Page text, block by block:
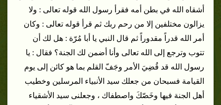
أشقاه الله في بطن أمه فقرأ رسول الله قوله تعالى : ولا
يزالون مختلفين إلا من رحم ربك ثم قرأ قوله تعالى : وكان
أمر الله قدراً مقدوراً ثم قال النبي يا أبا مُرّة : هل لك أن
تتوب وترجع إلى الله تعالى وأنا أضمن لك الجنة؟ فقال : يا
رسول الله قد قُضِيَ الأمر وجَفّ القلم بما هو كائن إلى يوم
القيامة فسبحان من جعلك سيد الأنبياء المرسلين وخطيب
أهل الجنة فيها وخَصّكَ واصطفاك ، وجعلنى سيد الأشقياء